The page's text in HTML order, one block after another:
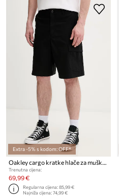
Extra -5% s kodom: OFF*
Oakley cargo kratke hlače za muškarce od pamuka s elastanom
Trenutna cijena:
69,99 €
Regularna cijena:85,99 €
Najniža cijena:74,99 €